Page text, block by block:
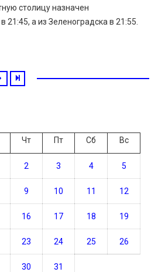
столицу назначен
21:45, а из Зеленоградска в 21:55.
Чт Пт Сб Вс
2 3 4 5
9 10 11 12
16 17 18 19
23 24 25 26
30 31